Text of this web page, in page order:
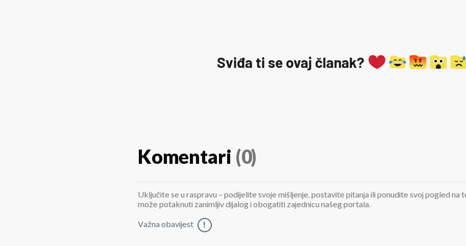
Sviđa ti se ovaj članak?
Komentari (0)
Uključite se u raspravu – podijelite svoje mišljenje, postavite pitanja ili ponudite svoj pogled na
može potaknuti zanimljiv dijalog i obogatiti zajednicu našeg portala.
Važna obavijest !